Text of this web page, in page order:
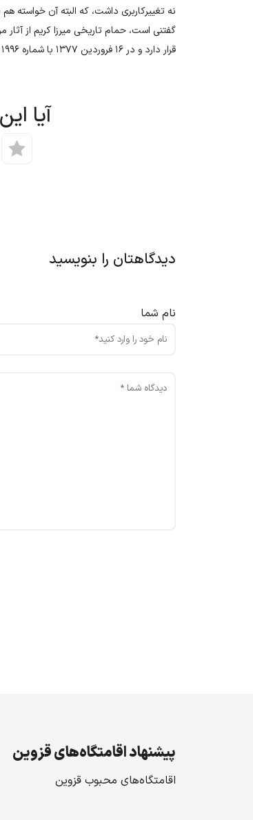
نه تغییرکاربری داشت، که البته آن خواسته
گفتنی است، حمام تاریخی میرزا کریم از
قرار دارد و در ۱۶ فروردین ۱۳۷۷ با شماره ۱۹۹۶ در فهرست آثار ملی ایران به ثبت رسیده است.
آیا
دیدگاهتان را بنویسید
نام شما
پیشنهاد اقامتگاه‌های قزوین
اقامتگاه‌های محبوب قزوین